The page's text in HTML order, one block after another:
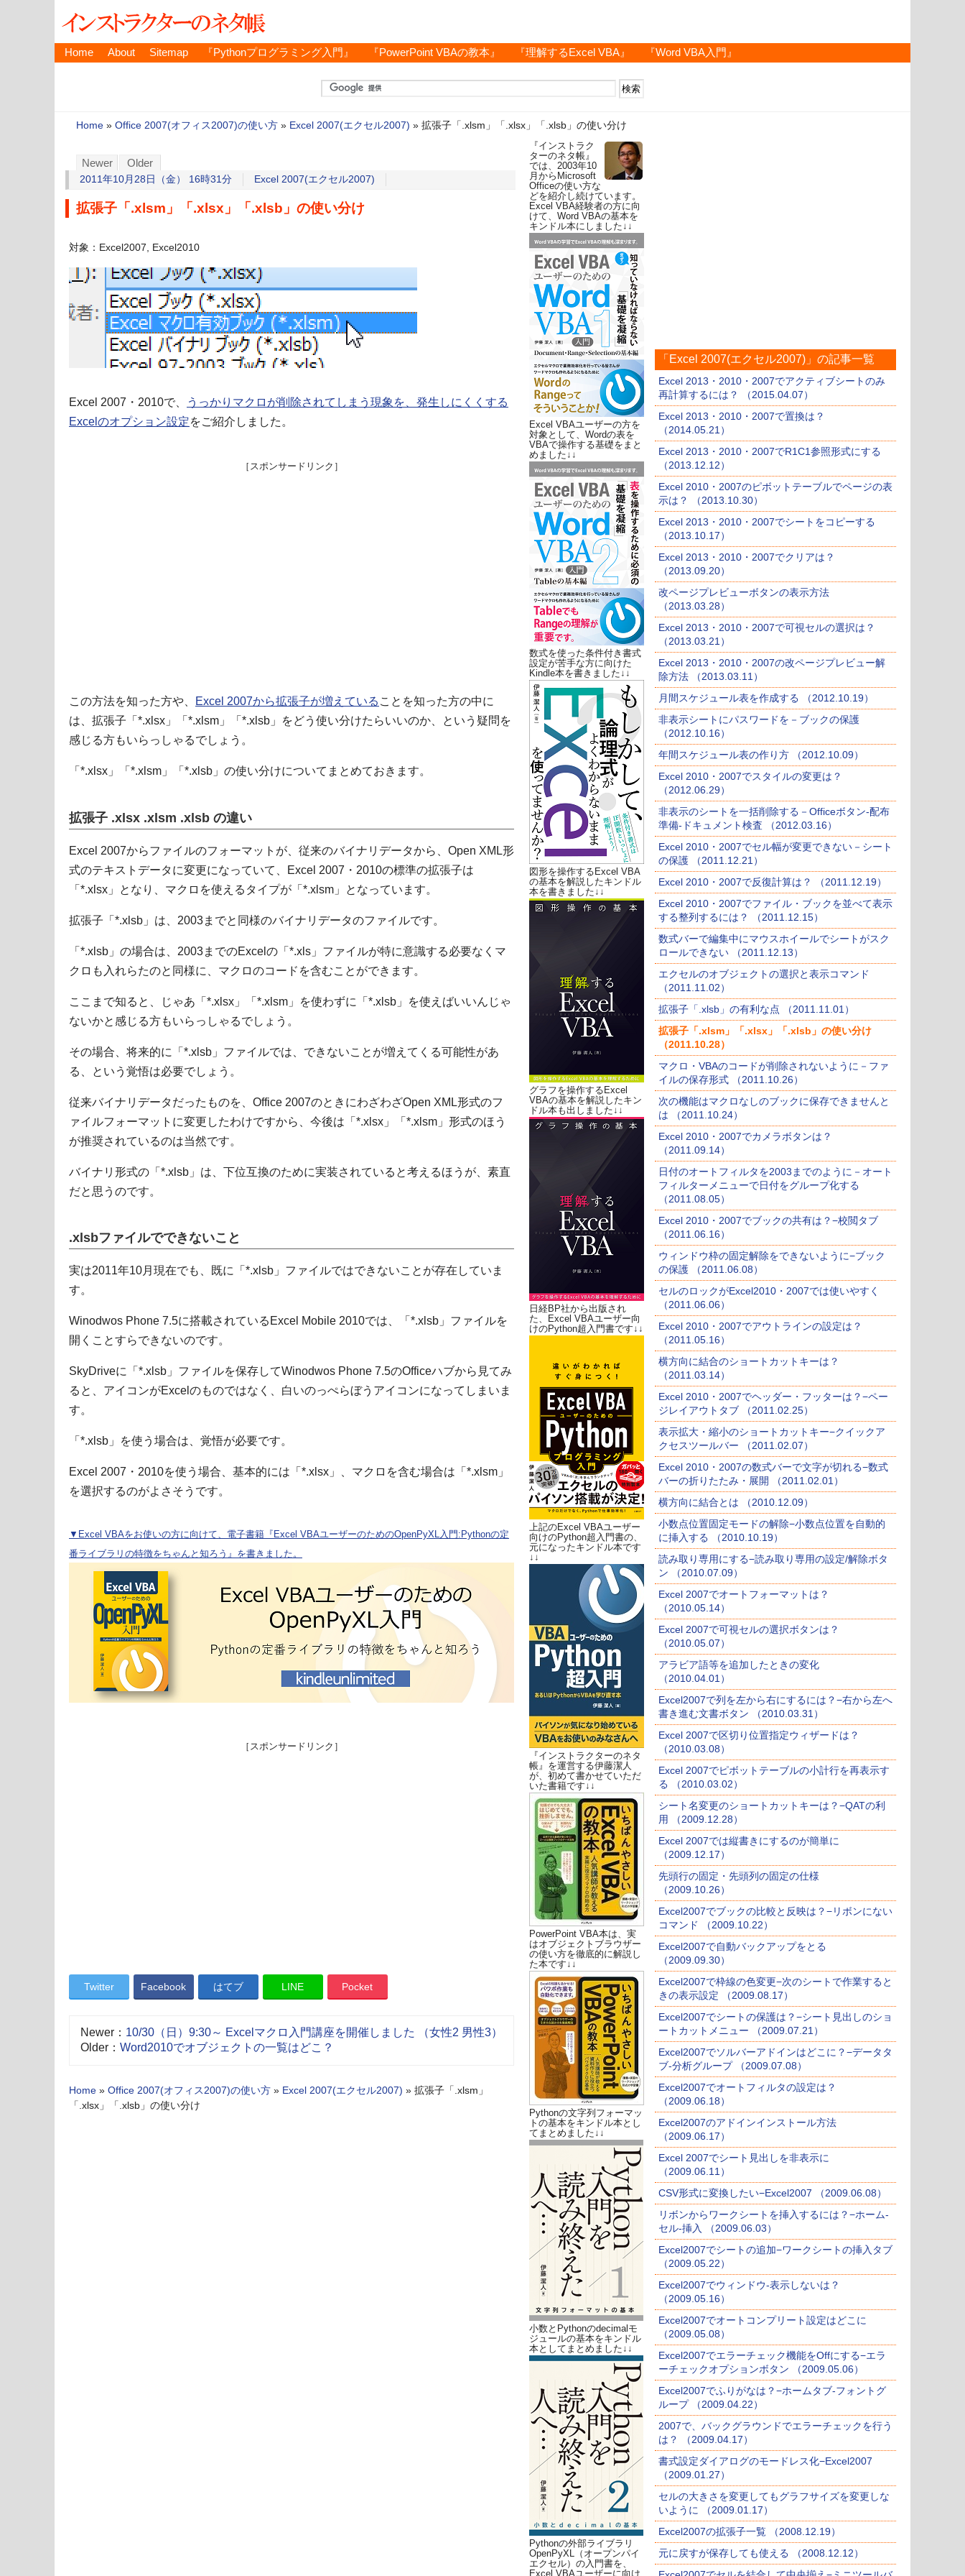
Home About Sitemap 『Pythonプログラミング入門』 『PowerPoint VBAの教本』 『理解するExcel VBA』 『Word VBA入門』
Home » Office 2007(オフィス2007)の使い方 » Excel 2007(エクセル2007) » 拡張子「.xlsm」「.xlsx」「.xlsb」の使い分け
Newer Older
2011年10月28日（金） 16時31分 Excel 2007(エクセル2007)
拡張子「.xlsm」「.xlsx」「.xlsb」の使い分け
対象：Excel2007, Excel2010
Excel 2007・2010で、
うっかりマクロが削除されてしまう現象を、発生しにくくする
Excelのオプション設定をご紹介しました。
［スポンサードリンク］
この方法を知った方や、 Excel 2007から拡張子が増えている ことを知った方の中に
は、拡張子「*.xlsx」「*.xlsm」「*.xlsb」をどう使い分けたらいいのか、という疑問を
感じる方もいらっしゃるでしょう。
「*.xlsx」「*.xlsm」「*.xlsb」の使い分けについてまとめておきます。
拡張子 .xlsx .xlsm .xlsb の違い
Excel 2007からファイルのフォーマットが、従来のバイナリデータから、Open XML形
式のテキストデータに変更になっていて、Excel 2007・2010の標準の拡張子は
「*.xlsx」となり、マクロを使えるタイプが「*.xlsm」となっています。
拡張子「*.xlsb」は、2003までと同様のバイナリデータのファイルです。
「*.xlsb」の場合は、2003までのExcelの「*.xls」ファイルが特に意識する必要なくマ
クロも入れらたのと同様に、マクロのコードを含むことができます。
ここまで知ると、じゃあ「*.xlsx」「*.xlsm」を使わずに「*.xlsb」を使えばいいんじゃ
ないかと感じる方もいらっしゃるでしょう。
その場合、将来的に「*.xlsb」ファイルでは、できないことが増えてくる可能性があ
る、という覚悟は必要でしょう。
従来バイナリデータだったものを、Office 2007のときにわざわざOpen XML形式のフ
ァイルフォーマットに変更したわけですから、今後は「*.xlsx」「*.xlsm」形式のほう
が推奨されているのは当然です。
バイナリ形式の「*.xlsb」は、下位互換のために実装されていると考えるほうが、素直
だと思うのです。
.xlsbファイルでできないこと
実は2011年10月現在でも、既に「*.xlsb」ファイルではできないことが存在していま
す。
Winodwos Phone 7.5に搭載されているExcel Mobile 2010では、「*.xlsb」ファイルを
開くことすらできないのです。
SkyDriveに「*.xlsb」ファイルを保存してWinodwos Phone 7.5のOfficeハブから見てみ
ると、アイコンがExcelのものではなく、白いのっぺらぼうアイコンになってしまいま
す。
「*.xlsb」を使う場合は、覚悟が必要です。
Excel 2007・2010を使う場合、基本的には「*.xlsx」、マクロを含む場合は「*.xlsm」
を選択するのがよさそうです。
▼Excel VBAをお使いの方に向けて、電子書籍『Excel VBAユーザーのためのOpenPyXL入門:Pythonの定
番ライブラリの特徴をちゃんと知ろう』を書きました。
［スポンサードリンク］
Twitter Facebook はてブ LINE Pocket
Newer： 10/30（日）9:30～ Excelマクロ入門講座を開催しました （女性2 男性3）
Older： Word2010でオブジェクトの一覧はどこ？
Home » Office 2007(オフィス2007)の使い方 » Excel 2007(エクセル2007) » 拡張子「.xlsm」
「.xlsx」「.xlsb」の使い分け
『インストラク
ターのネタ帳』
では、2003年10
月からMicrosoft
Officeの使い方な
どを紹介し続けています。
Excel VBA経験者の方に向
けて、Word VBAの基本を
キンドル本にしました↓↓
Excel VBAユーザーの方を
対象として、Wordの表を
VBAで操作する基礎をまと
めました↓↓
数式を使った条件付き書式
設定が苦手な方に向けた
Kindle本を書きました↓↓
図形を操作するExcel VBA
の基本を解説したキンドル
本を書きました↓↓
グラフを操作するExcel
VBAの基本を解説したキン
ドル本も出しました↓↓
日経BP社から出版され
た、Excel VBAユーザー向
けのPython超入門書です↓↓
上記のExcel VBAユーザー
向けのPython超入門書の、
元になったキンドル本です
↓↓
『インストラクターのネタ
帳』を運営する伊藤潔人
が、初めて書かせていただ
いた書籍です↓↓
PowerPoint VBA本は、実
はオブジェクトブラウザー
の使い方を徹底的に解説し
た本です↓↓
Pythonの文字列フォーマッ
トの基本をキンドル本とし
てまとめました↓↓
小数とPythonのdecimalモ
ジュールの基本をキンドル
本としてまとめました↓↓
Pythonの外部ライブラリ
OpenPyXL（オープンパイ
エクセル）の入門書を、
Excel VBAユーザーに向け
「Excel 2007(エクセル2007)」の記事一覧
Excel 2013・2010・2007でアクティブシートのみ
再計算するには？ （2015.04.07）
Excel 2013・2010・2007で置換は？
（2014.05.21）
Excel 2013・2010・2007でR1C1参照形式にする
（2013.12.12）
Excel 2010・2007のピボットテーブルでページの表
示は？ （2013.10.30）
Excel 2013・2010・2007でシートをコピーする
（2013.10.17）
Excel 2013・2010・2007でクリアは？
（2013.09.20）
改ページプレビューボタンの表示方法
（2013.03.28）
Excel 2013・2010・2007で可視セルの選択は？
（2013.03.21）
Excel 2013・2010・2007の改ページプレビュー解
除方法 （2013.03.11）
月間スケジュール表を作成する （2012.10.19）
非表示シートにパスワードを－ブックの保護
（2012.10.16）
年間スケジュール表の作り方 （2012.10.09）
Excel 2010・2007でスタイルの変更は？
（2012.06.29）
非表示のシートを一括削除する－Officeボタン-配布
準備-ドキュメント検査 （2012.03.16）
Excel 2010・2007でセル幅が変更できない－シート
の保護 （2011.12.21）
Excel 2010・2007で反復計算は？ （2011.12.19）
Excel 2010・2007でファイル・ブックを並べて表示
する整列するには？ （2011.12.15）
数式バーで編集中にマウスホイールでシートがスク
ロールできない （2011.12.13）
エクセルのオブジェクトの選択と表示コマンド
（2011.11.02）
拡張子「.xlsb」の有利な点 （2011.11.01）
拡張子「.xlsm」「.xlsx」「.xlsb」の使い分け
（2011.10.28）
マクロ・VBAのコードが削除されないように－ファ
イルの保存形式 （2011.10.26）
次の機能はマクロなしのブックに保存できませんと
は （2011.10.24）
Excel 2010・2007でカメラボタンは？
（2011.09.14）
日付のオートフィルタを2003までのように－オート
フィルターメニューで日付をグループ化する
（2011.08.05）
Excel 2010・2007でブックの共有は？−校閲タブ
（2011.06.16）
ウィンドウ枠の固定解除をできないように−ブック
の保護 （2011.06.08）
セルのロックがExcel2010・2007では使いやすく
（2011.06.06）
Excel 2010・2007でアウトラインの設定は？
（2011.05.16）
横方向に結合のショートカットキーは？
（2011.03.14）
Excel 2010・2007でヘッダー・フッターは？−ペー
ジレイアウトタブ （2011.02.25）
表示拡大・縮小のショートカットキー−クイックア
クセスツールバー （2011.02.07）
Excel 2010・2007の数式バーで文字が切れる−数式
バーの折りたたみ・展開 （2011.02.01）
横方向に結合とは （2010.12.09）
小数点位置固定モードの解除−小数点位置を自動的
に挿入する （2010.10.19）
読み取り専用にする−読み取り専用の設定/解除ボタ
ン （2010.07.09）
Excel 2007でオートフォーマットは？
（2010.05.14）
Excel 2007で可視セルの選択ボタンは？
（2010.05.07）
アラビア語等を追加したときの変化
（2010.04.01）
Excel2007で列を左から右にするには？−右から左へ
書き進む文書ボタン （2010.03.31）
Excel 2007で区切り位置指定ウィザードは？
（2010.03.08）
Excel 2007でピボットテーブルの小計行を再表示す
る （2010.03.02）
シート名変更のショートカットキーは？−QATの利
用 （2009.12.28）
Excel 2007では縦書きにするのが簡単に
（2009.12.17）
先頭行の固定・先頭列の固定の仕様
（2009.10.26）
Excel2007でブックの比較と反映は？−リボンにない
コマンド （2009.10.22）
Excel2007で自動バックアップをとる
（2009.09.30）
Excel2007で枠線の色変更−次のシートで作業すると
きの表示設定 （2009.08.17）
Excel2007でシートの保護は？−シート見出しのショ
ートカットメニュー （2009.07.21）
Excel2007でソルバーアドインはどこに？−データタ
ブ-分析グループ （2009.07.08）
Excel2007でオートフィルタの設定は？
（2009.06.18）
Excel2007のアドインインストール方法
（2009.06.17）
Excel 2007でシート見出しを非表示に
（2009.06.11）
CSV形式に変換したい−Excel2007 （2009.06.08）
リボンからワークシートを挿入するには？−ホーム-
セル-挿入 （2009.06.03）
Excel2007でシートの追加−ワークシートの挿入タブ
（2009.05.22）
Excel2007でウィンドウ-表示しないは？
（2009.05.16）
Excel2007でオートコンプリート設定はどこに
（2009.05.08）
Excel2007でエラーチェック機能をOffにする−エラ
ーチェックオプションボタン （2009.05.06）
Excel2007でふりがなは？−ホームタブ-フォントグ
ループ （2009.04.22）
2007で、バックグラウンドでエラーチェックを行う
は？ （2009.04.17）
書式設定ダイアログのモードレス化−Excel2007
（2009.01.27）
セルの大きさを変更してもグラフサイズを変更しな
いように （2009.01.17）
Excel2007の拡張子一覧 （2008.12.19）
元に戻すが保存しても使える （2008.12.12）